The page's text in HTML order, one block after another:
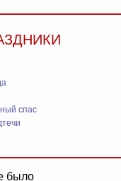
спас
было